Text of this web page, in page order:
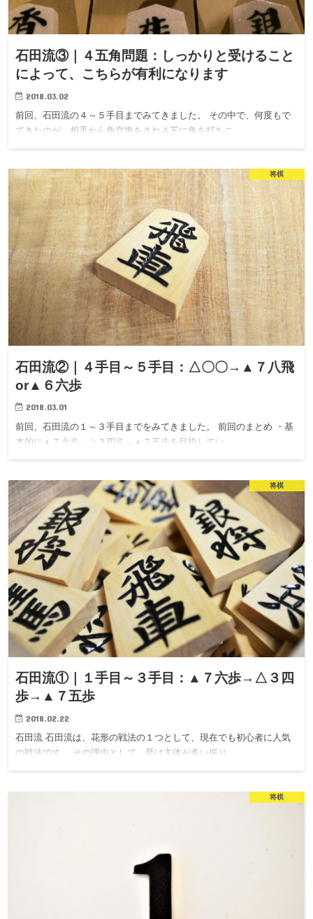
石田流③｜４五角問題：しっかりと受けること
によって、こちらが有利になります
2018.03.02
前回、石田流の４～５手目までみてきました。 その中で、何度もで
てきたのが、相手から角交換をされ４五に角を打ちこ…
将棋
石田流②｜４手目～５手目：△〇〇→▲７八飛
or▲６六歩
2018.03.01
前回、石田流の１～３手目までをみてきました。 前回のまとめ ・基
本的に▲７六歩→△３四歩→▲７五歩を目指してい…
将棋
石田流①｜１手目～３手目：▲７六歩→△３四
歩→▲７五歩
2018.02.22
石田流 石田流は、花形の戦法の１つとして、現在でも初心者に人気
の戦法です。 その理由として、受け主体が多い振り…
将棋